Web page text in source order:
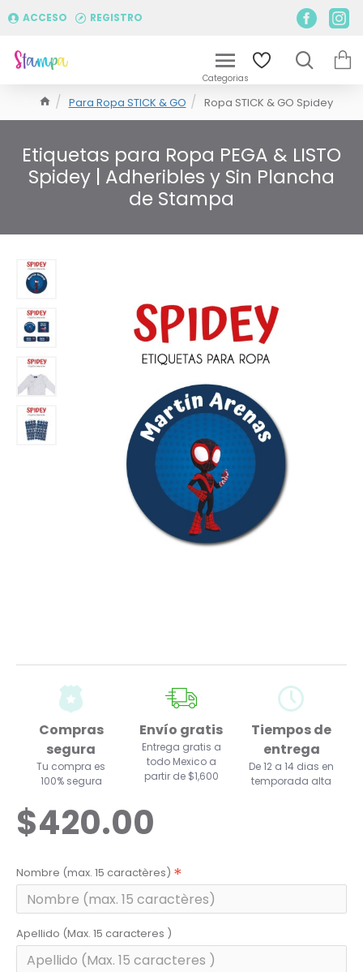
ACCESO REGISTRO
Para Ropa STICK & GO Ropa STICK & GO Spidey
Etiquetas para Ropa PEGA & LISTO
Spidey | Adheribles y Sin Plancha
de Stampa
Compras
segura
Tu compra es
100% segura
Envío gratis
Entrega gratis a
todo Mexico a
partir de $1,600
Tiempos de
entrega
De 12 a 14 dias en
temporada alta
$420.00
Nombre (max. 15 caractères)
Apellido (Max. 15 caracteres )